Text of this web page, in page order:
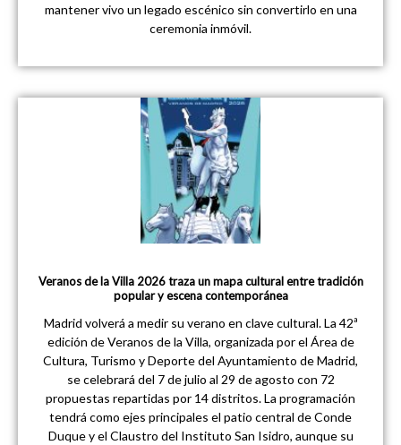
mantener vivo un legado escénico sin convertirlo en una
ceremonia inmóvil.
Veranos de la Villa 2026 traza un mapa cultural entre tradición
popular y escena contemporánea
Madrid volverá a medir su verano en clave cultural. La 42ª
edición de Veranos de la Villa, organizada por el Área de
Cultura, Turismo y Deporte del Ayuntamiento de Madrid,
se celebrará del 7 de julio al 29 de agosto con 72
propuestas repartidas por 14 distritos. La programación
tendrá como ejes principales el patio central de Conde
Duque y el Claustro del Instituto San Isidro, aunque su